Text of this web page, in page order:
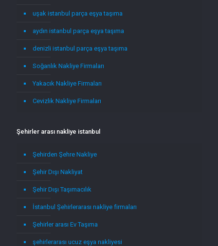
uşak istanbul parça eşya taşıma
aydın istanbul parça eşya taşıma
denizli istanbul parça eşya taşıma
Soğanlık Nakliye Firmaları
Yakacık Nakliye Firmaları
Cevizlik Nakliye Firmaları
Şehirler arası nakliye istanbul
Şehirden Şehre Nakliye
Şehir Dışı Nakliyat
Şehir Dışı Taşımacılık
İstanbul Şehirlerarası nakliye firmaları
Şehirler arası Ev Taşıma
şehirlerarası ucuz eşya nakliyesi